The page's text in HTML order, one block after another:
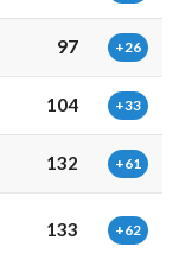
97 +26
104 +33
132 +61
133 +62